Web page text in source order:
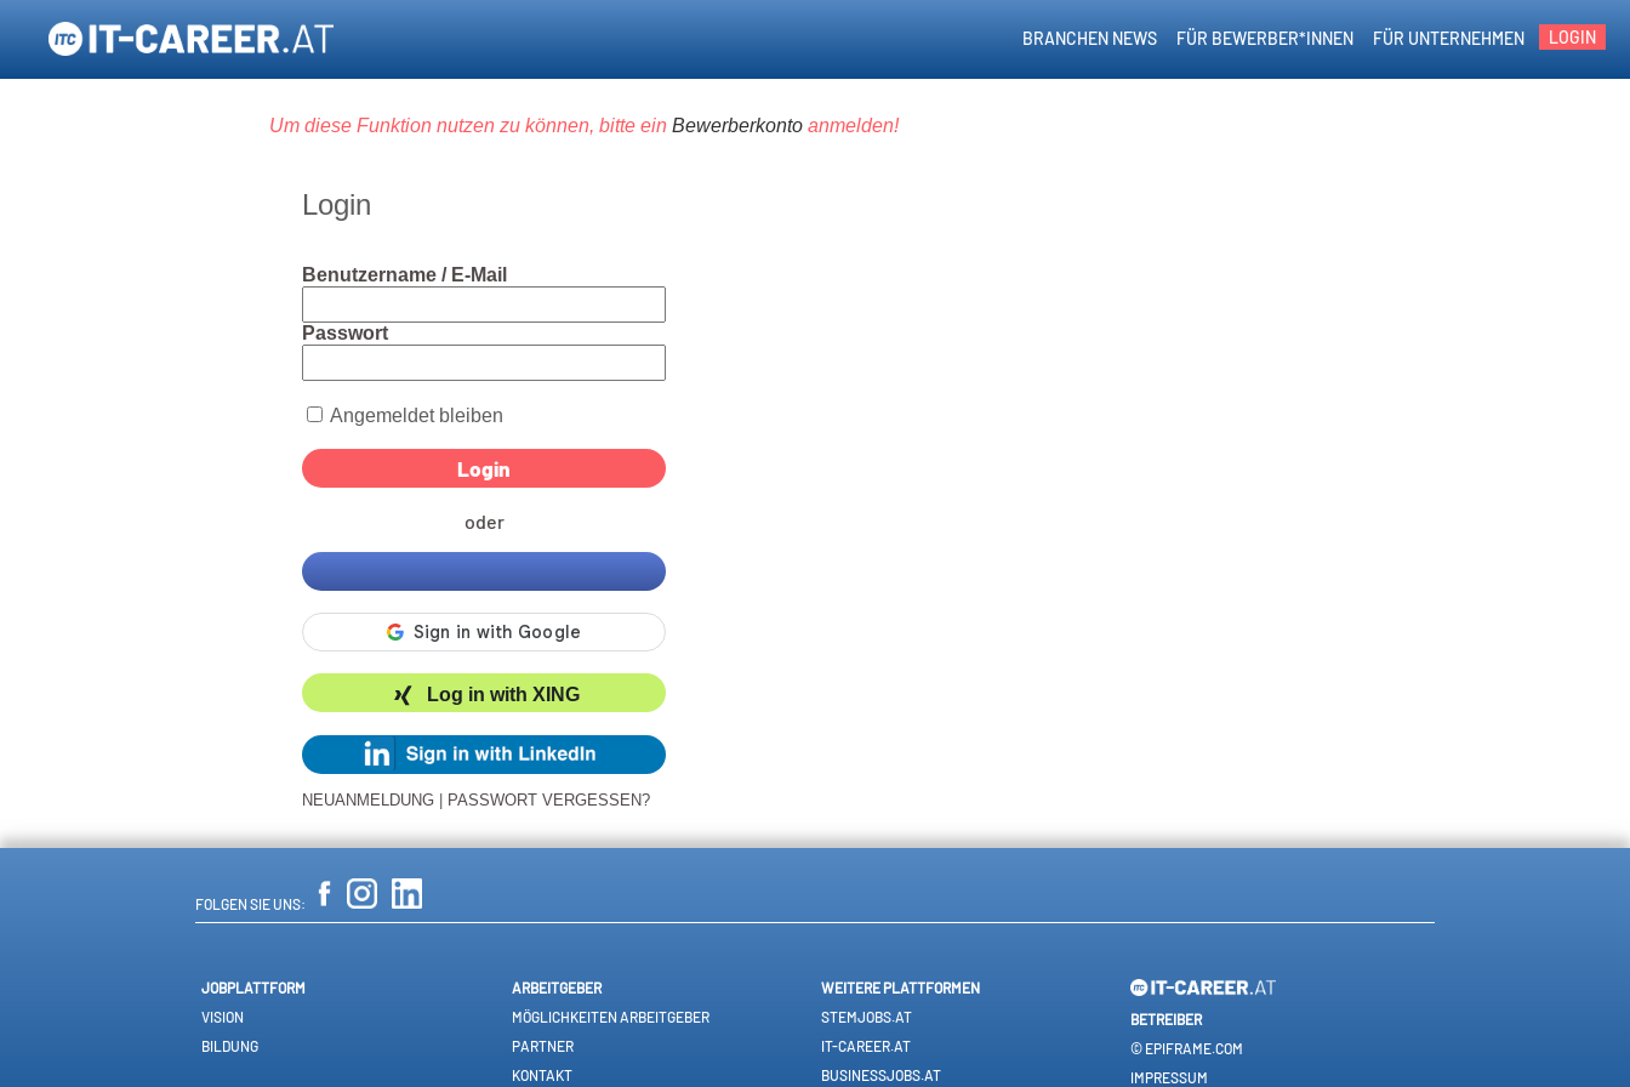
LOGIN
FÜR UNTERNEHMEN
FÜR BEWERBER*INNEN
BRANCHEN NEWS
Um diese Funktion nutzen zu können, bitte ein Bewerberkonto anmelden!
Login
Benutzername / E-Mail
Passwort
Angemeldet bleiben
oder
Log in with XING
NEUANMELDUNG PASSWORT VERGESSEN?
FOLGEN SIE UNS:
JOBPLATTFORM
VISION
BILDUNG
ARBEITGEBER
MÖGLICHKEITEN ARBEITGEBER
PARTNER
KONTAKT
WEITERE PLATTFORMEN
STEMJOBS.AT
IT-CAREER.AT
BUSINESSJOBS.AT
BETREIBER
© EPIFRAME.COM
IMPRESSUM